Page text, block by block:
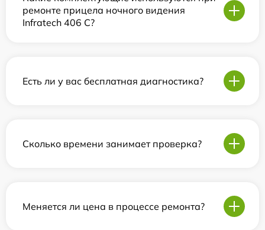
ремонте прицела ночного видения
Infratech 406 С?
Есть ли у вас бесплатная диагностика?
Сколько времени занимает проверка?
Меняется ли цена в процессе ремонта?